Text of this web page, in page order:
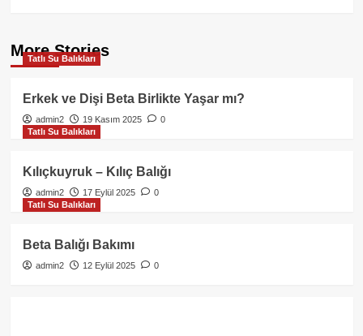
More Stories
Tatlı Su Balıkları
Erkek ve Dişi Beta Birlikte Yaşar mı?
admin2 19 Kasım 2025
0
Tatlı Su Balıkları
Kılıçkuyruk – Kılıç Balığı
admin2 17 Eylül 2025
0
Tatlı Su Balıkları
Beta Balığı Bakımı
admin2 12 Eylül 2025 0